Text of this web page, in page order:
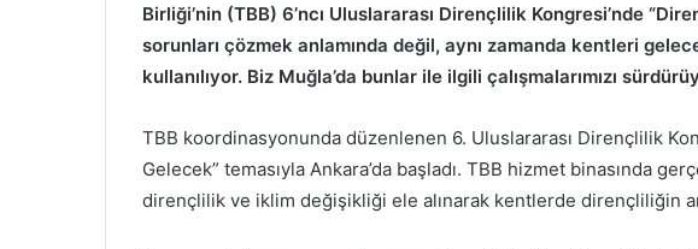
Birliği’nin (TBB) 6’ncı Uluslararası Dirençlilik Kongresi’nde
sorunları çözmek anlamında değil, aynı zamanda kentleri
kullanılıyor. Biz Muğla’da bunlar ile ilgili çalışmalarımızı
TBB koordinasyonunda düzenlenen 6. Uluslararası Dirençlilik
Gelecek” temasıyla Ankara’da başladı. TBB hizmet binasında
dirençlilik ve iklim değişikliği ele alınarak kentlerde dirençliliğin